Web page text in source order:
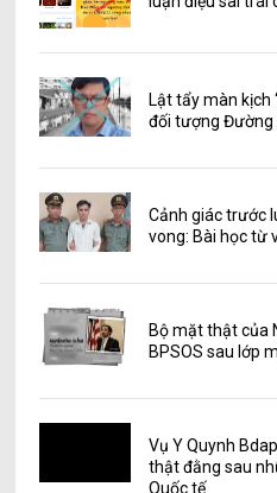
Lật tẩy màn kịch
đối tượng Đường
Cảnh giác trước
vong: Bài học từ
Bộ mặt thật của
BPSOS sau lớp
Vụ Y Quynh
thật đằng sau
Quốc tế